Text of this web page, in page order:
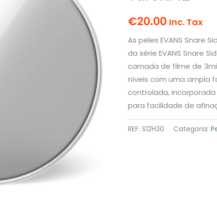
€20.00 Inc. Tax
As peles EVANS Snare
da série EVANS Snare
camada de filme de
níveis com uma ampla
controlada, incorporada
para facilidade de
REF: S12H30 Categoria: